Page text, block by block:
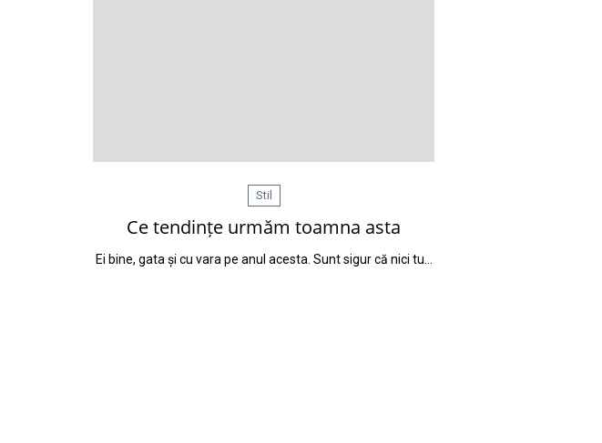
Stil
Ce tendințe urmăm toamna asta
Ei bine, gata și cu vara pe anul acesta. Sunt sigur că nici tu…